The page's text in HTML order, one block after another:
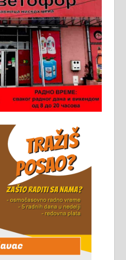
радова
и
061/25-28-058
возач са Б
02-85-511
за рад на
промет” у
доћи лично на
улици Максима
радног дана од
465-045
димњака.